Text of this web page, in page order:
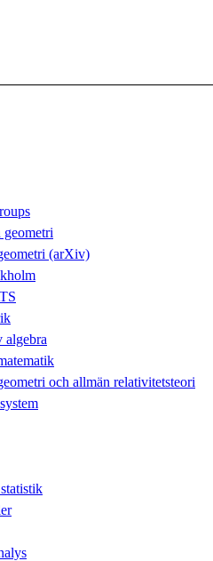
geometri
(arXiv)
algebra
och allmän relativitetsteori